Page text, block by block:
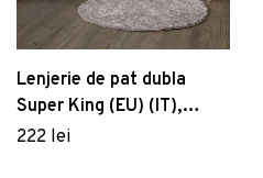
Lenjerie de pat dubla
Super King (EU) (IT),
Leron - Grey, Cotton Box,
222 lei